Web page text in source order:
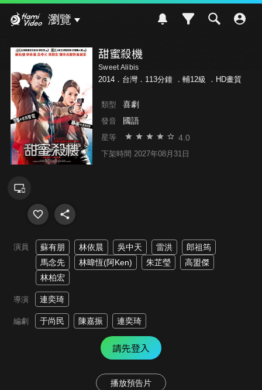
瀏覽
甜蜜殺機
Sweet Alibis
2014．台灣．113分鐘 ． 輔12級 ．HD畫質
類型 喜劇
發音 國語
星等 4.0
下架時間 2027年08月31日
演員 蘇有朋 林依晨 吳中天 雷洪
郎祖筠
馬念先
林暐恆(阿Ken) 朱芷瑩
高盟傑
林柏宏
導演 連奕琦
編劇 于尚民 陳嘉振 連奕琦
請先登入
播放預告片